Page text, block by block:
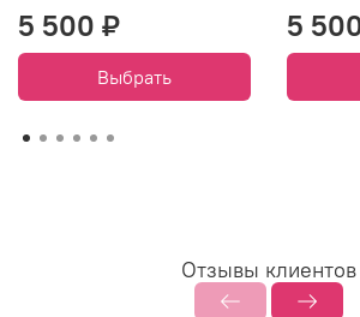
5 500 ₽
Выбрать
5
Отзывы клиентов